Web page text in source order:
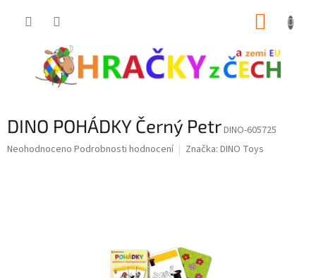
DINO POHÁDKY Černý PetrDINO-605725
Průměrné
Neohodnoceno Podrobnosti hodnocení Značka: DINO Toys